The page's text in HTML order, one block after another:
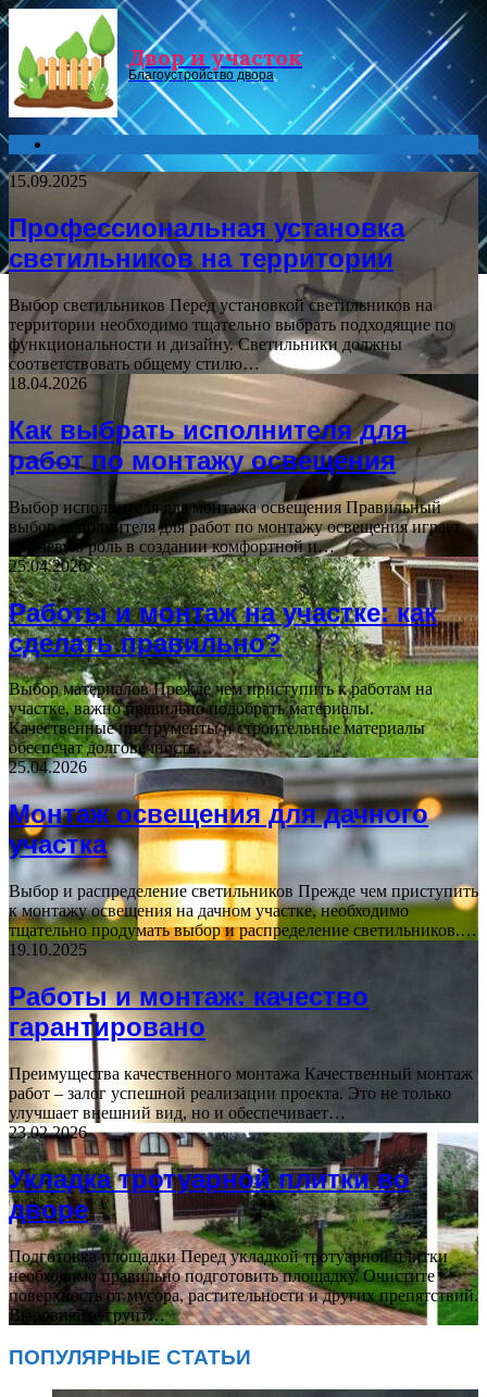
Menu
Двор и участок
Благоустройство двора
for
15.09.2025
Профессиональная установка
светильников на территории
Выбор светильников Перед установкой светильников на
территории необходимо тщательно выбрать подходящие по
функциональности и дизайну. Светильники должны
соответствовать общему стилю…
18.04.2026
Как выбрать исполнителя для
работ по монтажу освещения
Выбор исполнителя для монтажа освещения Правильный
выбор исполнителя для работ по монтажу освещения играет
ключевую роль в создании комфортной и…
25.04.2026
Работы и монтаж на участке: как
сделать правильно?
Выбор материалов Прежде чем приступить к работам на
участке, важно правильно подобрать материалы.
Качественные инструменты и строительные материалы
обеспечат долговечность…
25.04.2026
Монтаж освещения для дачного
участка
Выбор и распределение светильников Прежде чем приступить
к монтажу освещения на дачном участке, необходимо
тщательно продумать выбор и распределение светильников.…
19.10.2025
Работы и монтаж: качество
гарантировано
Преимущества качественного монтажа Качественный монтаж
работ – залог успешной реализации проекта. Это не только
улучшает внешний вид, но и обеспечивает…
23.02.2026
Укладка тротуарной плитки во
дворе
Подготовка площадки Перед укладкой тротуарной плитки
необходимо правильно подготовить площадку. Очистите
поверхность от мусора, растительности и других препятствий.
Выровняйте грунт…
ПОПУЛЯРНЫЕ СТАТЬИ